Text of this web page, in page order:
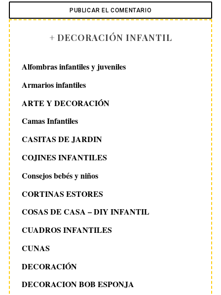
+ DECORACIÓN INFANTIL
Alfombras infantiles y juveniles
Armarios infantiles
ARTE Y DECORACIÓN
Camas Infantiles
CASITAS DE JARDIN
COJINES INFANTILES
Consejos bebés y niños
CORTINAS ESTORES
COSAS DE CASA – DIY INFANTIL
CUADROS INFANTILES
CUNAS
DECORACIÓN
DECORACION BOB ESPONJA